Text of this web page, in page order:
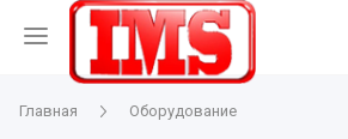
Главная Оборудование